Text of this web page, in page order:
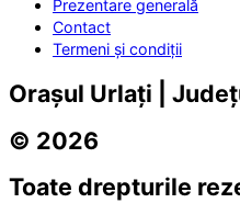
Prezentare generală
Contact
Termeni și condiții
Orașul Urlați |
© 2026
Toate drepturile